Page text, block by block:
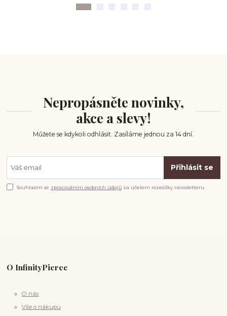
Nepropásněte novinky,
akce a slevy!
Můžete se kdykoli odhlásit. Zasíláme jednou za 14 dní.
Přihlásit se
Souhlasím se zpracováním osobních údajů za účelem rozesílky newsletteru.
O InfinityPierce
O nás
Vše o nákupu